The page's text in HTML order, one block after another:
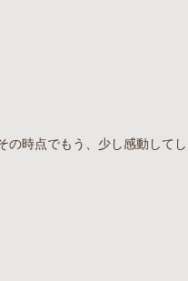
の時点でもう、少し感動してし